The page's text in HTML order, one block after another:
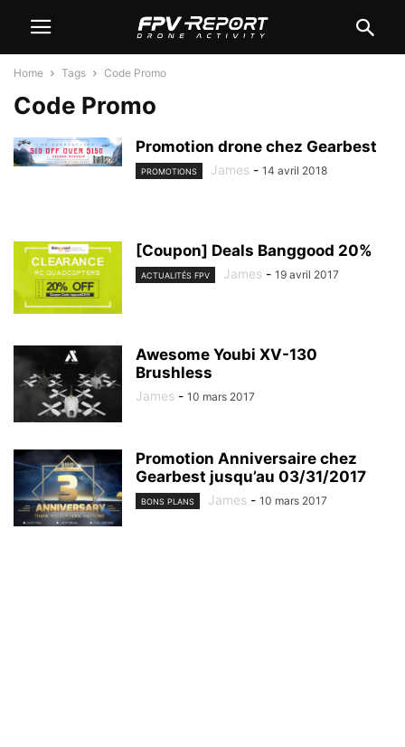
Home Tags Code Promo
Code Promo
Promotion drone chez Gearbest
PROMOTIONS James - 14 avril 2018
[Coupon] Deals Banggood 20%
ACTUALITÉS FPV James - 19 avril 2017
Awesome Youbi XV-130
Brushless
James - 10 mars 2017
Promotion Anniversaire chez
Gearbest jusqu’au 03/31/2017
BONS PLANS James - 10 mars 2017